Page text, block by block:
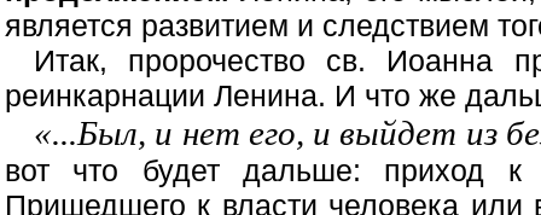
является развитием и следствием
Итак, пророчество св. Иоанна
реинкарнации Ленина. И что же
«...Был, и нет его, и выйдет из
вот что будет дальше: приход к
Пришедшего к власти человека